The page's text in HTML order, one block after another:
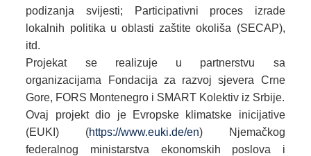
podizanja svijesti; Participativni proces izrade
lokalnih politika u oblasti zaštite okoliša (SECAP),
itd.
Projekat se realizuje u partnerstvu sa
organizacijama Fondacija za razvoj sjevera Crne
Gore, FORS Montenegro i SMART Kolektiv iz Srbije.
Ovaj projekt dio je Evropske klimatske inicijative
(EUKI) (https://www.euki.de/en) Njemačkog
federalnog ministarstva ekonomskih poslova i